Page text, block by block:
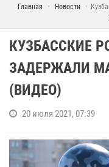
Главная Новости
КУЗБАССКИЕ
ЗАДЕРЖАЛИ
(ВИДЕО)
20 июля 2021, 07:39